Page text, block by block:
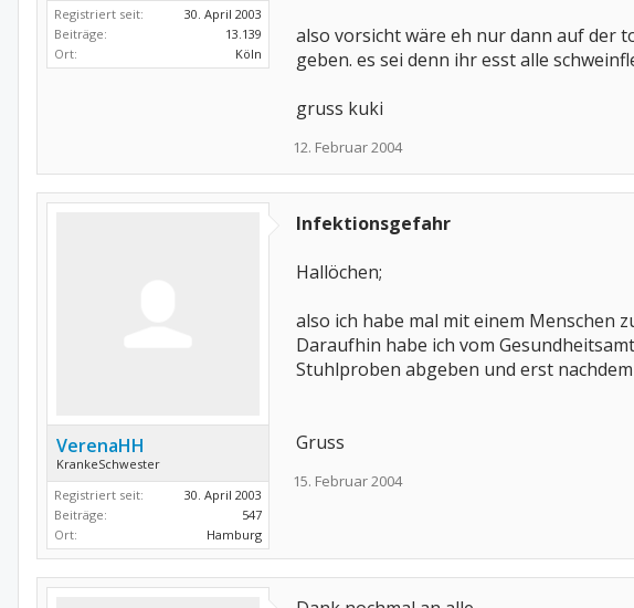
Registriert seit:
30. April 2003
Beiträge:
13.139
Ort:
Köln
also vorsicht wäre eh nur dann auf der
geben. es sei denn ihr esst alle
gruss kuki
12. Februar 2004
VerenaHH
KrankeSchwester
Registriert seit:
30. April 2003
Beiträge:
547
Ort:
Hamburg
Infektionsgefahr
Hallöchen;
also ich habe mal mit einem Menschen
Daraufhin habe ich vom
Stuhlproben abgeben und erst
Gruss
15. Februar 2004